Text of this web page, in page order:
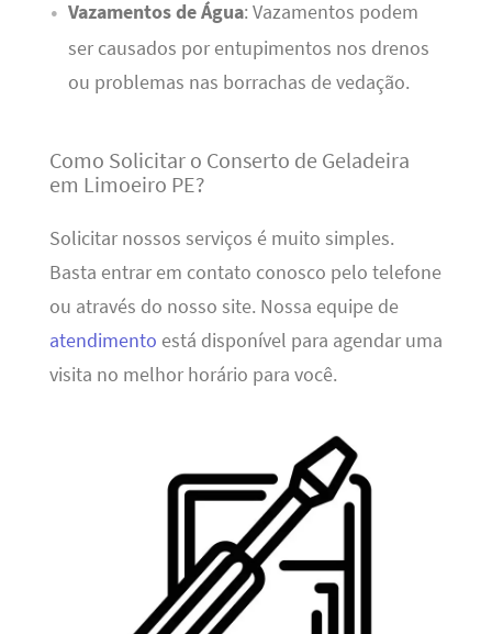
Vazamentos de Água: Vazamentos podem
ser causados por entupimentos nos drenos
ou problemas nas borrachas de vedação.
Como Solicitar o Conserto de Geladeira
em Limoeiro PE?
Solicitar nossos serviços é muito simples.
Basta entrar em contato conosco pelo telefone
ou através do nosso site. Nossa equipe de
atendimento está disponível para agendar uma
visita no melhor horário para você.